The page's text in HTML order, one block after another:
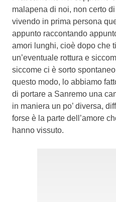
malapena di noi, non certo
vivendo in prima persona
appunto raccontando
amori lunghi, cioè dopo che
un’eventuale rottura e
siccome ci è sorto
questo modo, lo abbiamo
di portare a Sanremo una
in maniera un po’ diversa,
forse è la parte dell’amore
hanno vissuto.